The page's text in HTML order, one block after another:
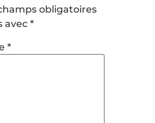
obligatoires
avec *
*